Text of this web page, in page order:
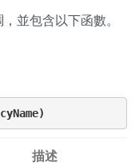
並包含以下函數。
描述